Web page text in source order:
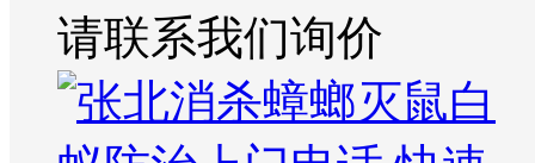
请联系我们询价